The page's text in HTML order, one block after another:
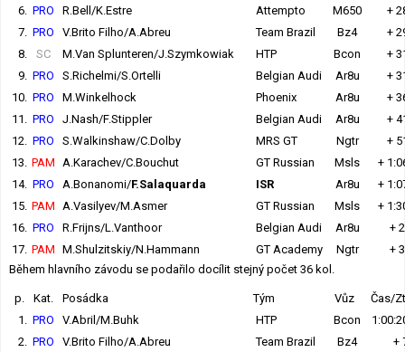
6. PRO R.Bell/K.Estre Attempto M650
+
7. PRO V.Brito Filho/A.Abreu Team Brazil Bz4
+
8.
SC M.Van Splunteren/J.Szymkowiak HTP Bcon
+
9. PRO S.Richelmi/S.Ortelli Belgian Audi Ar8u
+
10. PRO M.Winkelhock Phoenix Ar8u
+
11. PRO J.Nash/F.Stippler Belgian Audi Ar8u
+
12. PRO S.Walkinshaw/C.Dolby MRS GT Ngtr
+
13. PAM A.Karachev/C.Bouchut GT Russian Msls
+
14. PRO A.Bonanomi/F.Salaquarda ISR Ar8u
+
15. PAM A.Vasilyev/M.Asmer GT Russian Msls
+
16. PRO R.Frijns/L.Vanthoor Belgian Audi Ar8u
+
17. PAM M.Shulzitskiy/N.Hammann GT Academy Ngtr
+
Během hlavního závodu se podařilo docílit stejný počet 36 kol.
p. Kat. Posádka Tým Vůz
Čas/
1. PRO V.Abril/M.Buhk HTP Bcon
2. PRO V.Brito Filho/A.Abreu Team Brazil Bz4
+